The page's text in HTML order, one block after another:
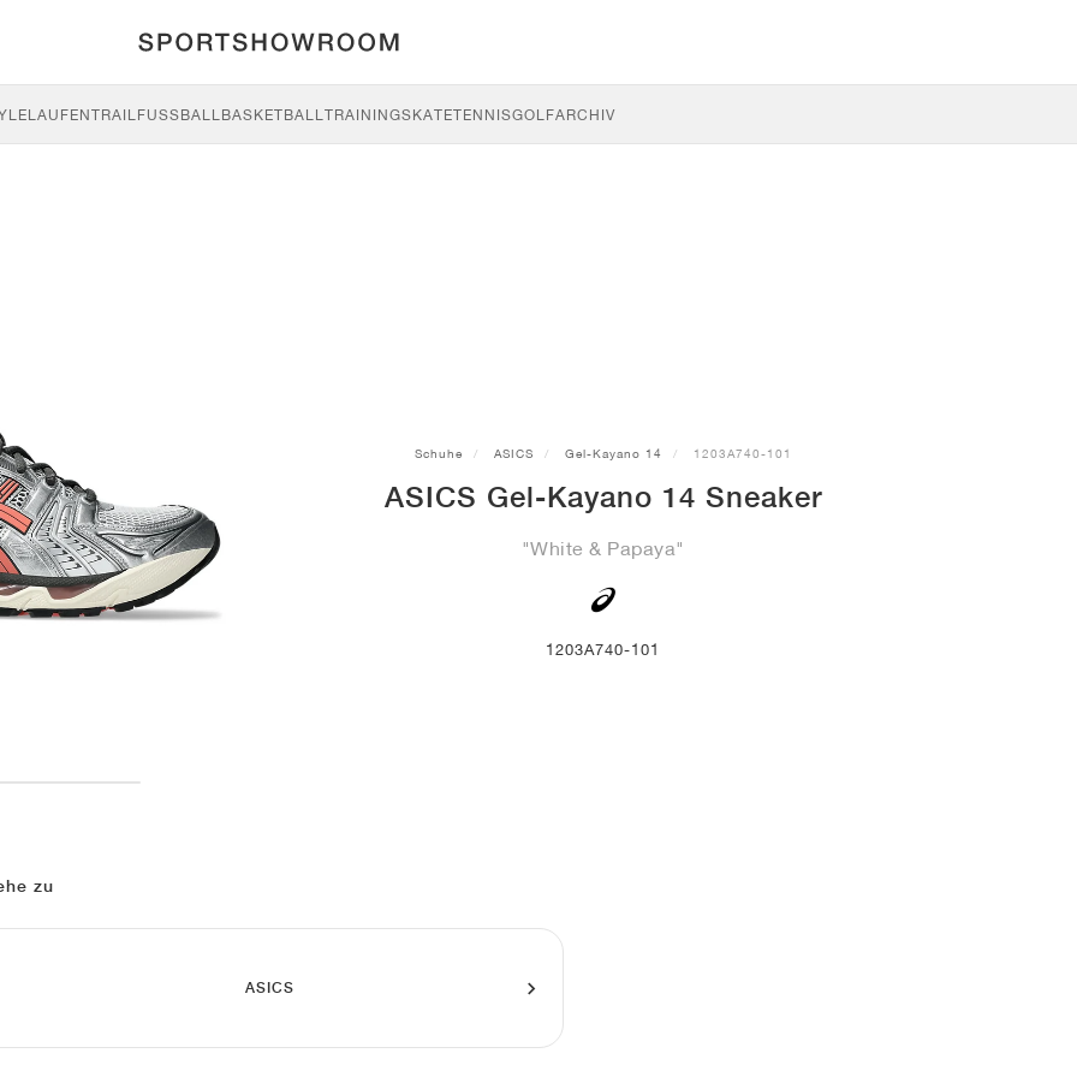
LAUFENTRAILFUSSBALL BASKETBALLTRAININGSKATETENNISGOLFARCHIV
Schuhe ASICS Gel-Kayano 14 1203A740-101
ASICS Gel-Kayano 14 Sneaker
"White & Papaya"
1203A740-101
zu
ASICS